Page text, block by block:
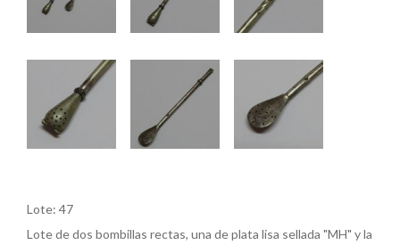
Lote: 47
Lote de dos bombillas rectas, una de plata lisa sellada "MH" y la